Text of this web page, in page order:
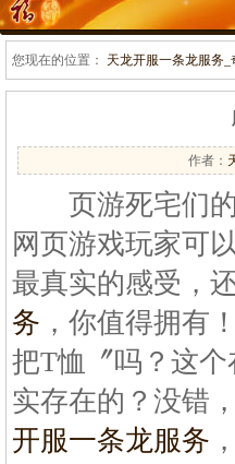
您现在的位置： 天龙开服一条龙服务
作者：
页游死宅们的
网页游戏玩家可
最真实的感受，
务 ，你值得拥有
把T恤〞吗？这
实存在的？没错
开服一条龙服务